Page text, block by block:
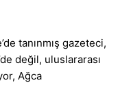
tanınmış gazeteci,
değil, uluslararası
Ağca